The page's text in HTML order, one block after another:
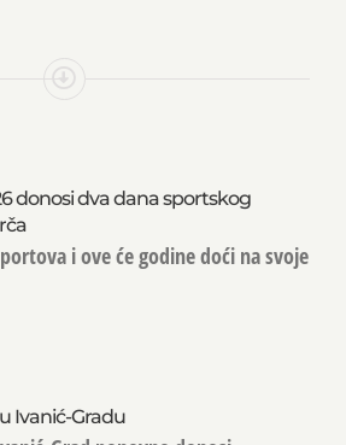
donosi dva dana sportskog
i ove će godine doći na svoje
Ivanić-Gradu